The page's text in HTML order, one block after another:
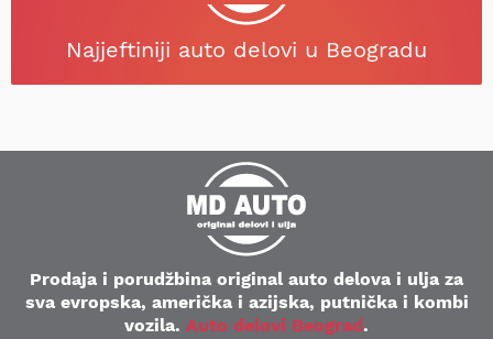
Najjeftiniji auto delovi u Beogradu
Prodaja i porudžbina original auto delova i ulja za
sva evropska, američka i azijska, putnička i kombi
vozila. Auto delovi Beograd.